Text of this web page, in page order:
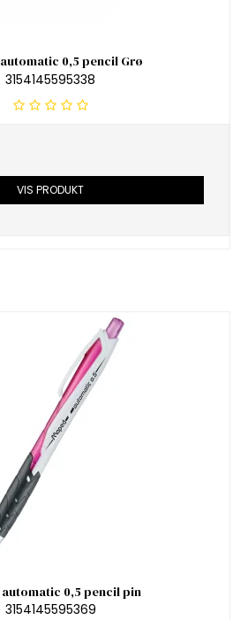
0,5 pencil Grø
3154145595338
VIS PRODUKT
0,5 pencil pin
3154145595369